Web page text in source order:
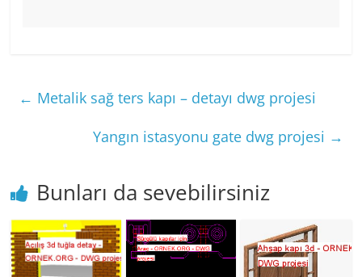
← Metalik sağ ters kapı – detayı dwg projesi
Yangın istasyonu gate dwg projesi →
Bunları da sevebilirsiniz